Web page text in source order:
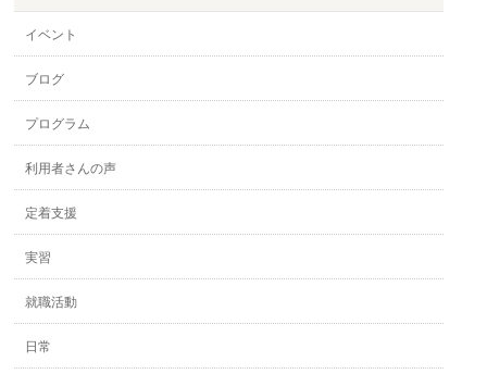
イベント
ブログ
プログラム
利用者さんの声
定着支援
実習
就職活動
日常